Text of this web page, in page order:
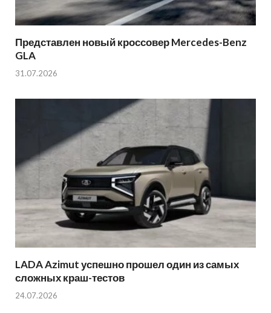
Представлен новый кроссовер Mercedes-Benz
GLA
31.07.2026
LADA Azimut успешно прошел один из самых
сложных краш-тестов
24.07.2026